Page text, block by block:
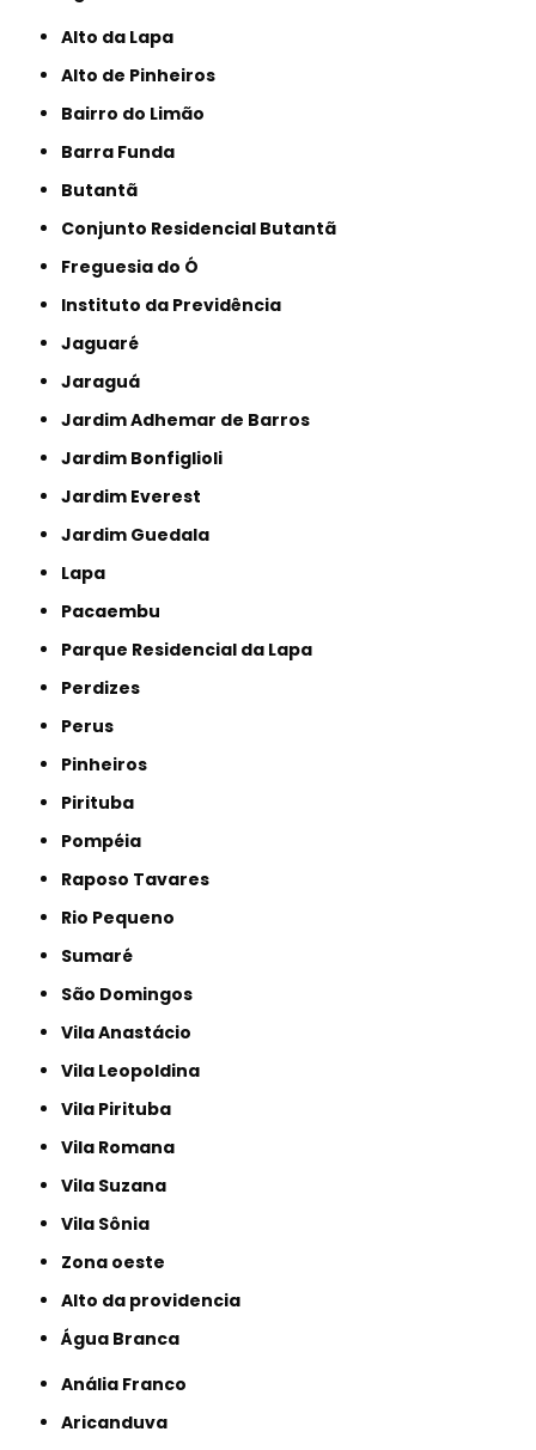
Alto da Lapa
Alto de Pinheiros
Bairro do Limão
Barra Funda
Butantã
Conjunto Residencial Butantã
Freguesia do Ó
Instituto da Previdência
Jaguaré
Jaraguá
Jardim Adhemar de Barros
Jardim Bonfiglioli
Jardim Everest
Jardim Guedala
Lapa
Pacaembu
Parque Residencial da Lapa
Perdizes
Perus
Pinheiros
Pirituba
Pompéia
Raposo Tavares
Rio Pequeno
Sumaré
São Domingos
Vila Anastácio
Vila Leopoldina
Vila Pirituba
Vila Romana
Vila Suzana
Vila Sônia
Zona oeste
alto da providencia
Água Branca
Anália Franco
Aricanduva